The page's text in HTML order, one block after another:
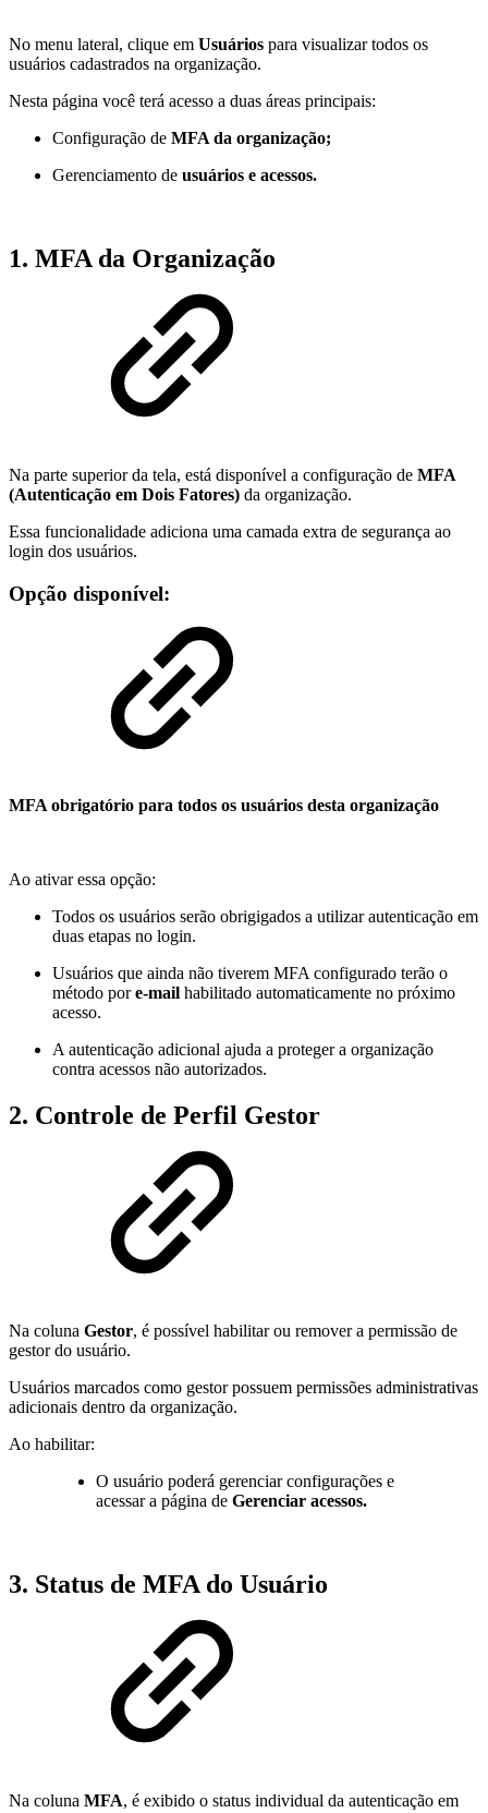
No menu lateral, clique em Usuários para visualizar todos os
usuários cadastrados na organização.
Nesta página você terá acesso a duas áreas principais:
Configuração de MFA da organização;
Gerenciamento de usuários e acessos.
1. MFA da Organização
Na parte superior da tela, está disponível a configuração de MFA
(Autenticação em Dois Fatores) da organização.
Essa funcionalidade adiciona uma camada extra de segurança ao
login dos usuários.
Opção disponível:
MFA obrigatório para todos os usuários desta organização
Ao ativar essa opção:
Todos os usuários serão obrigigados a utilizar autenticação em
duas etapas no login.
Usuários que ainda não tiverem MFA configurado terão o
método pore-mail habilitado automaticamente no próximo
acesso.
A autenticação adicional ajuda a proteger a organização
contra acessos não autorizados.
2. Controle de Perfil Gestor
Na coluna Gestor, é possível habilitar ou remover a permissão de
gestor do usuário.
Usuários marcados como gestor possuem permissões administrativas
adicionais dentro da organização.
Ao habilitar:
O usuário poderá gerenciar configurações e
acessar a página de Gerenciar acessos.
3. Status de MFA do Usuário
Na coluna MFA, é exibido o status individual da autenticação em